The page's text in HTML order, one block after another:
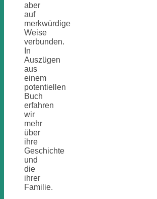
aber
auf
merkwürdige
Weise
verbunden.
In
Auszügen
aus
einem
potentiellen
Buch
erfahren
wir
mehr
über
ihre
Geschichte
und
die
ihrer
Familie.